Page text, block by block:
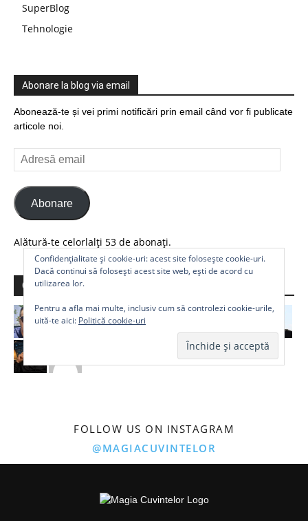
SuperBlog
Tehnologie
Abonare la blog via email
Abonează-te și vei primi notificări prin email când vor fi publicate
articole noi.
Adresă
email
Abonare
Alătură-te celorlalți 53 de abonați.
Comunitate
Confidențialitate și cookie-uri: acest site folosește cookie-uri.
Dacă continui să folosești acest site web, ești de acord cu
utilizarea lor.
Pentru a afla mai multe, inclusiv cum să controlezi cookie-urile,
uită-te aici: Politică cookie-uri
FOLLOW US ON INSTAGRAM
@MAGIACUVINTELOR